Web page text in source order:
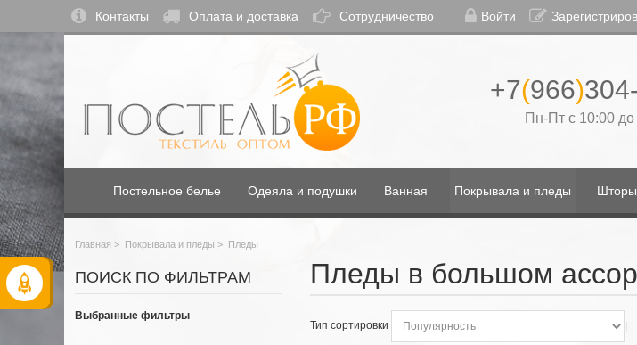
Контакты Оплата и доставка Сотрудничество Войти
+7(966)
Пн-Пт с 10:00 до
Постельное белье Одеяла и подушки Ванная Покрывала и пледы Шторы
Главная > Покрывала и пледы > Пледы
Пледы в большом
Тип сортировки
ПОИСК ПО ФИЛЬТРАМ
Выбранные фильтры